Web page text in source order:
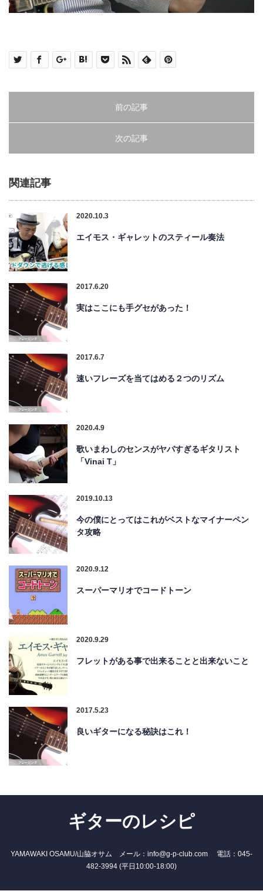
前の記事
次の記事
関連記事
2020.10.3
エイモス・ギャレットのスティール奏法
2017.6.20
実はここにも手グセがあった！
2017.6.7
速いフレーズを当てはめる２つのリズム
2020.4.9
歌いまわしのセンスがヤバすぎるギタリスト
「Vinai T」
2019.10.13
今の僕にとってはこれがベストなマイナーペン
タ攻略
2020.9.12
スーパーマリオでコードトーン
2020.9.29
フレットがある事で出来ることと出来ないこと
2017.5.23
良いギターになる秘訣はこれ！
ギターのレシピ
YAMAWAKI OSAMU/山脇オサム メール：info@g-p-club.com 電話：045-
482-3994 (平日10:00-18:00)